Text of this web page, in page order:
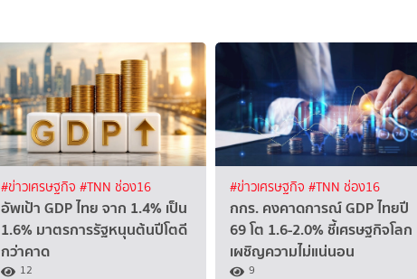
#ข่าวเศรษฐกิจ #TNN ช่อง16
อัพเป้า GDP ไทย จาก 1.4% เป็น
1.6% มาตรการรัฐหนุนต้นปีโตดี
กว่าคาด
12
#ข่าวเศรษฐกิจ #TNN ช่อง16
กกร. คงคาดการณ์ GDP ไทยปี
69 โต 1.6-2.0% ชี้เศรษฐกิจโลก
เผชิญความไม่แน่นอน
9